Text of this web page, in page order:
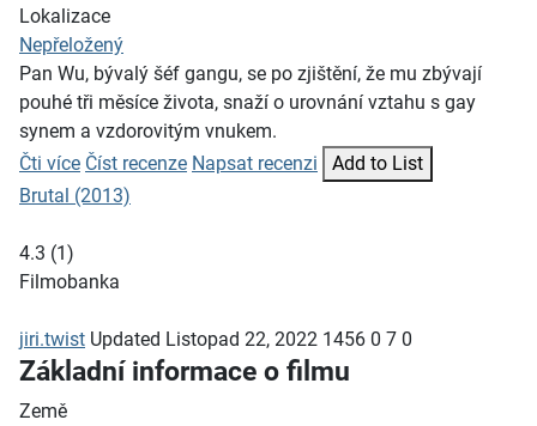
Lokalizace
Nepřeložený
Pan Wu, bývalý šéf gangu, se po zjištění, že mu zbývají
pouhé tři měsíce života, snaží o urovnání vztahu s gay
synem a vzdorovitým vnukem.
Čti více Číst recenze Napsat recenzi
Add to List
Brutal (2013)
4.3 (1)
Filmobanka
jiri.twist Updated Listopad 22, 2022 1456 0 7 0
Základní informace o filmu
Země